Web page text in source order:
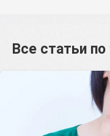
Все статьи по